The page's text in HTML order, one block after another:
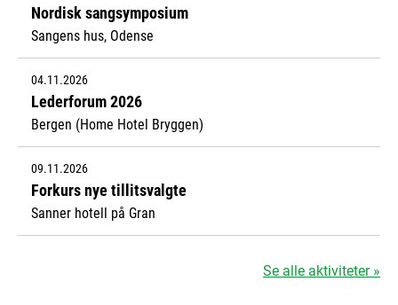
Nordisk sangsymposium
Sangens hus, Odense
04.11.2026
Lederforum 2026
Bergen (Home Hotel Bryggen)
09.11.2026
Forkurs nye tillitsvalgte
Sanner hotell på Gran
Se alle aktiviteter »